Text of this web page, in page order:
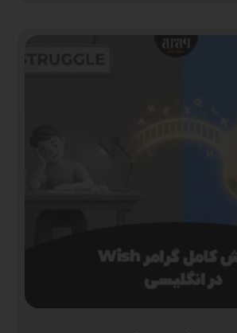
آموزش کامل گرامر Wish در انگلیسی: از آرزوهای ساده تا